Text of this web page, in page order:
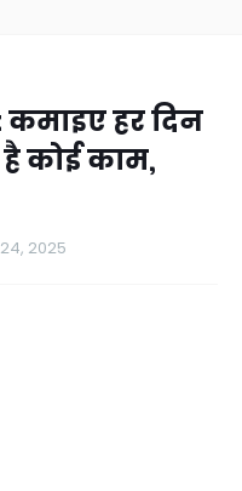
कमाइए हर दिन
कोई काम,
2025